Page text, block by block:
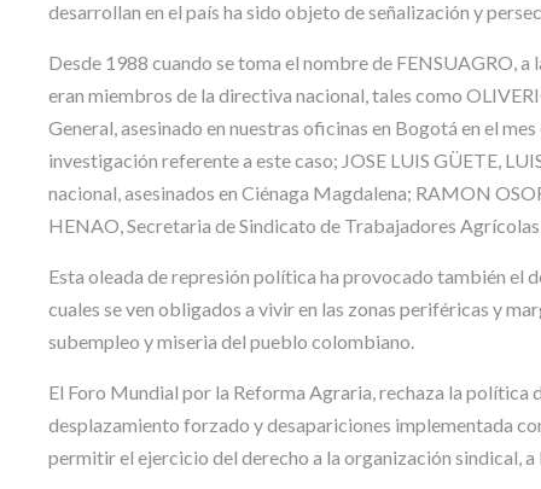
desarrollan en el país ha sido objeto de señalización y
Desde 1988 cuando se toma el nombre de FENSUAGRO,
eran miembros de la directiva nacional, tales como
General, asesinado en nuestras oficinas en Bogotá en el
investigación referente a este caso; JOSE LUIS GÜETE,
nacional, asesinados en Ciénaga Magdalena; RAMON
HENAO, Secretaria de Sindicato de Trabajadores
Esta oleada de represión política ha provocado también el
cuales se ven obligados a vivir en las zonas periféricas y
subempleo y miseria del pueblo colombiano.
El Foro Mundial por la Reforma Agraria, rechaza la
desplazamiento forzado y desapariciones implementada
permitir el ejercicio del derecho a la organización sindical,